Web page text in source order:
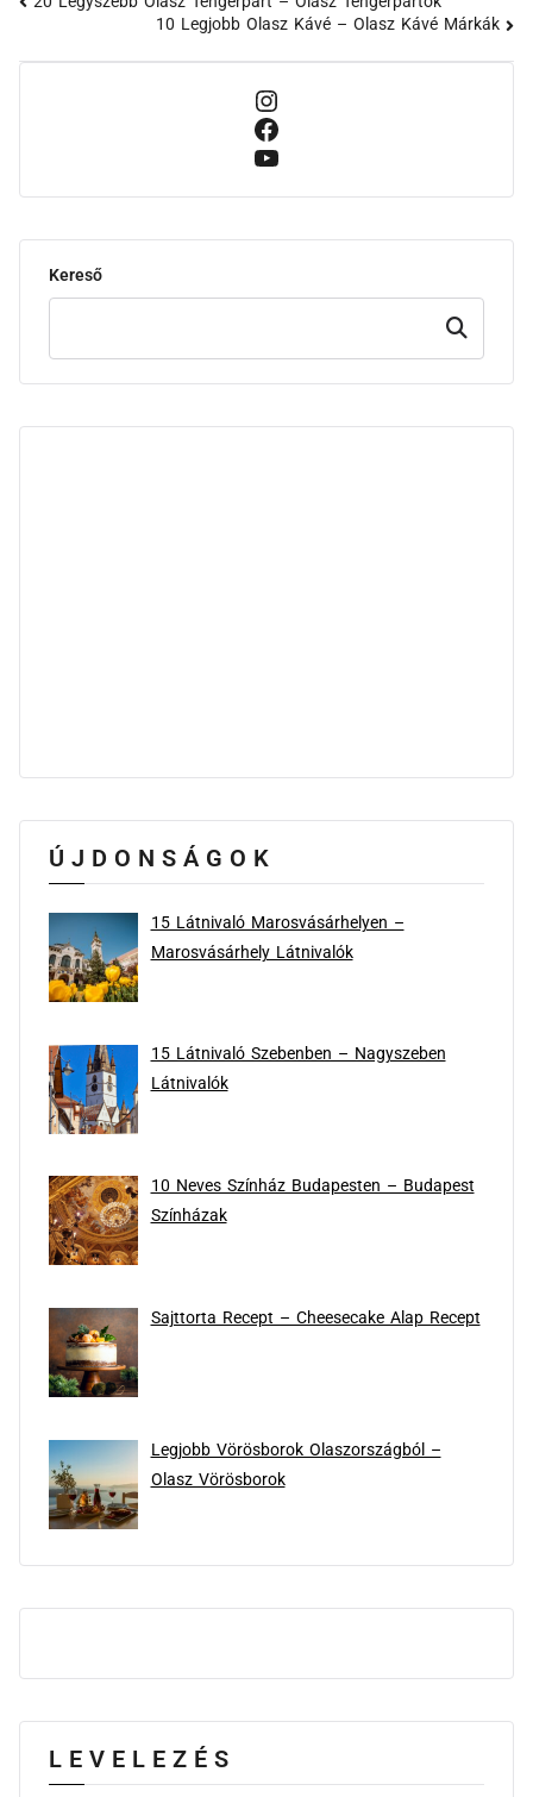
10 Legjobb Olasz Kávé – Olasz Kávé Márkák
Kereső
Keresd
ÚJDONSÁGOK
15 Látnivaló Marosvásárhelyen –
Marosvásárhely Látnivalók
15 Látnivaló Szebenben – Nagyszeben
Látnivalók
10 Neves Színház Budapesten – Budapest
Színházak
Sajttorta Recept – Cheesecake Alap Recept
Legjobb Vörösborok Olaszországból –
Olasz Vörösborok
LEVELEZÉS